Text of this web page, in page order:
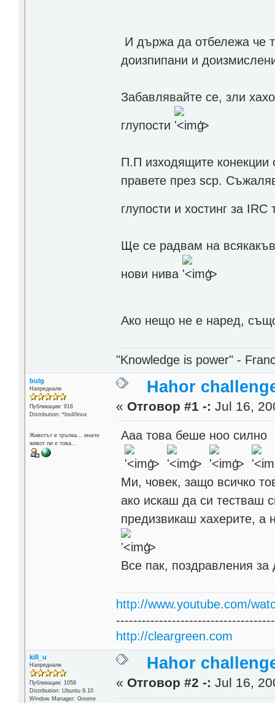
И държа да отбележа че
доизпипани и
Забавлявайте се, зли
глупости '>
П.П изходящите конекции
правете през scp.
глупости и хостинг за
Ще се радвам на
нови нива '>
Ако нещо не е наред,
"Knowledge is power" -
bulg
Напреднали
Публикации: 916
Distribution: *bsd/linux
Животът е тръпка... иначе
живот ли е това...
Hahor
« Отговор #1 -: Jul 16,
Ааа това беше ноо силно
'> '>
'>
Ми, човек, защо всичко
ако искаш да си тестваш
предизвикаш хахерите, а
'>
Все пак, поздравления за
http://www.youtube.com/
http://cleargreen.com
kill_u
Напреднали
Публикации: 1058
Distribution: Ubuntu 9.10
Window Manager: Gnome
Hahor
« Отговор #2 -: Jul 16,